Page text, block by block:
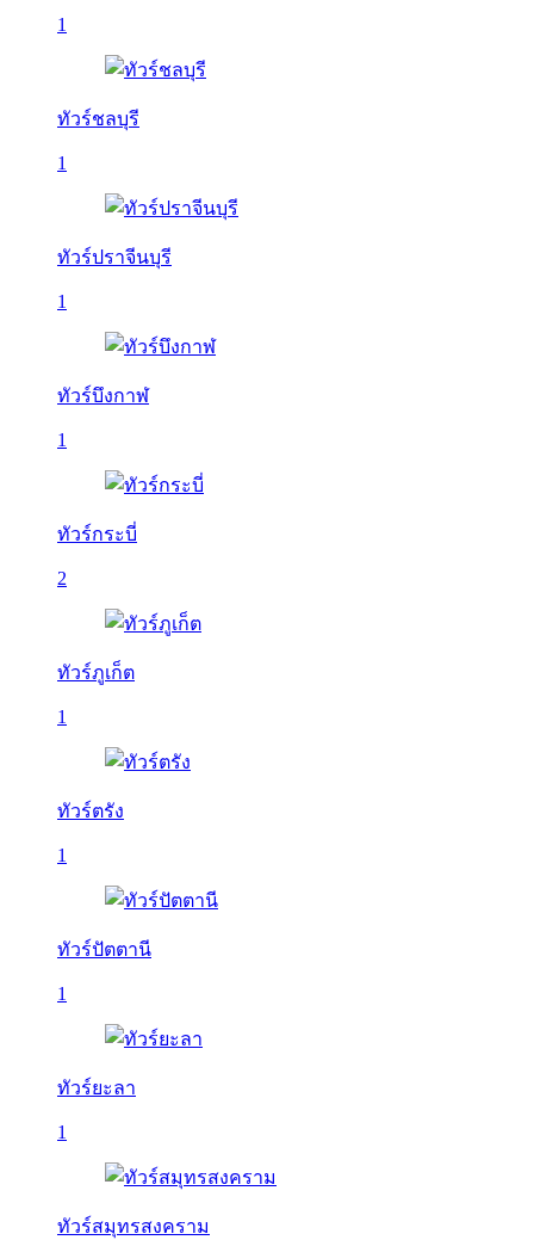
1
ทัวร์ชลบุรี
1
ทัวร์ปราจีนบุรี
1
ทัวร์บึงกาฬ
1
ทัวร์กระบี่
2
ทัวร์ภูเก็ต
1
ทัวร์ตรัง
1
ทัวร์ปัตตานี
1
ทัวร์ยะลา
1
ทัวร์สมุทรสงคราม